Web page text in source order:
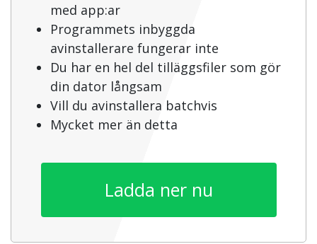
med app:ar
Programmets inbyggda
avinstallerare fungerar inte
Du har en hel del tilläggsfiler som gör
din dator långsam
Vill du avinstallera batchvis
Mycket mer än detta
Ladda ner nu